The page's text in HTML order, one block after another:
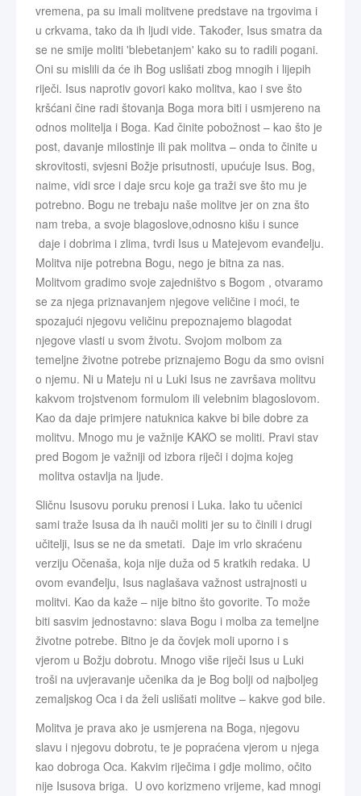
vremena, pa su imali molitvene predstave na trgovima i
u crkvama, tako da ih ljudi vide. Također, Isus smatra da
se ne smije moliti 'blebetanjem' kako su to radili pogani.
Oni su mislili da će ih Bog uslišati zbog mnogih i lijepih
riječi. Isus naprotiv govori kako molitva, kao i sve što
kršćani čine radi štovanja Boga mora biti i usmjereno na
odnos molitelja i Boga. Kad činite pobožnost – kao što je
post, davanje milostinje ili pak molitva – onda to činite u
skrovitosti, svjesni Božje prisutnosti, upućuje Isus. Bog,
naime, vidi srce i daje srcu koje ga traži sve što mu je
potrebno. Bogu ne trebaju naše molitve jer on zna što
nam treba, a svoje blagoslove,odnosno kišu i sunce
daje i dobrima i zlima, tvrdi Isus u Matejevom evanđelju.
Molitva nije potrebna Bogu, nego je bitna za nas.
Molitvom gradimo svoje zajedništvo s Bogom , otvaramo
se za njega priznavanjem njegove veličine i moći, te
spozajući njegovu veličinu prepoznajemo blagodat
njegove vlasti u svom životu. Svojom molbom za
temeljne životne potrebe priznajemo Bogu da smo ovisni
o njemu. Ni u Mateju ni u Luki Isus ne završava molitvu
kakvom trojstvenom formulom ili velebnim blagoslovom.
Kao da daje primjere natuknica kakve bi bile dobre za
molitvu. Mnogo mu je važnije KAKO se moliti. Pravi stav
pred Bogom je važniji od izbora riječi i dojma kojeg
molitva ostavlja na ljude.
Sličnu Isusovu poruku prenosi i Luka. Iako tu učenici
sami traže Isusa da ih nauči moliti jer su to činili i drugi
učitelji, Isus se ne da smetati. Daje im vrlo skraćenu
verziju Očenaša, koja nije duža od 5 kratkih redaka. U
ovom evanđelju, Isus naglašava važnost ustrajnosti u
molitvi. Kao da kaže – nije bitno što govorite. To može
biti sasvim jednostavno: slava Bogu i molba za temeljne
životne potrebe. Bitno je da čovjek moli uporno i s
vjerom u Božju dobrotu. Mnogo više riječi Isus u Luki
troši na uvjeravanje učenika da je Bog bolji od najboljeg
zemaljskog Oca i da želi uslišati molitve – kakve god bile.
Molitva je prava ako je usmjerena na Boga, njegovu
slavu i njegovu dobrotu, te je popraćena vjerom u njega
kao dobroga Oca. Kakvim riječima i gdje molimo, očito
nije Isusova briga. U ovo korizmeno vrijeme, kad mnogi